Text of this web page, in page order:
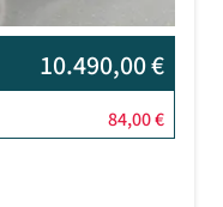
10.490,00 €
84,00 €